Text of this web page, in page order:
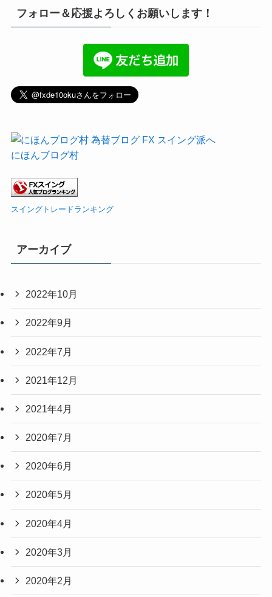
フォロー＆応援よろしくお願いします！
にほんブログ村
スイングトレードランキング
アーカイブ
2022年10月
2022年9月
2022年7月
2021年12月
2021年4月
2020年7月
2020年6月
2020年5月
2020年4月
2020年3月
2020年2月